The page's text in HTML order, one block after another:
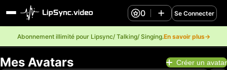
Abonnement illimité pour Lipsync/ Talking/ Singing.En savoir plus→
0 Se Connecter
Mes Avatars Créer un avatar